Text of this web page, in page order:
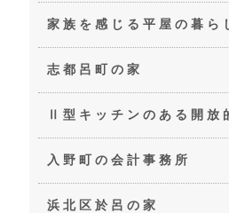
家族を感じる平屋の暮ら
志都呂町の家
Ⅱ型キッチンのある開放
入野町の会計事務所
浜北区於呂の家